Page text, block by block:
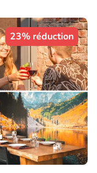
23% réduction